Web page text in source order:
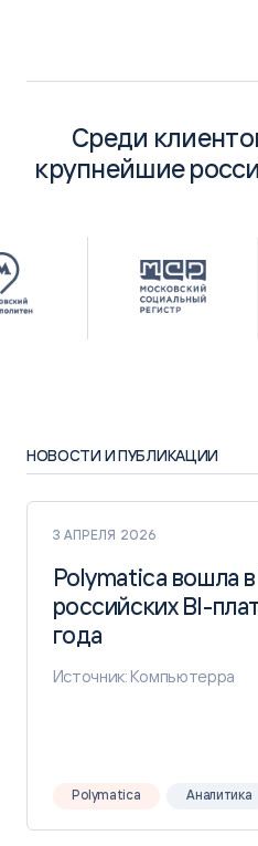
Среди
крупнейшие
НОВОСТИ И ПУБЛИКАЦИИ
3 АПРЕЛЯ 2026
Polymatica вошла
российских BI-
года
Polymatica вошла
российских BI-
года
Источник: Компьютерра
Polymatica Аналитика